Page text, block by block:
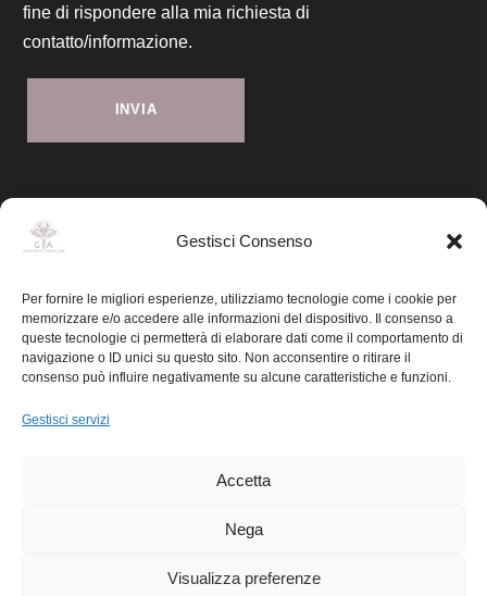
Gestisci Consenso
Per fornire le migliori esperienze, utilizziamo tecnologie come i cookie per
memorizzare e/o accedere alle informazioni del dispositivo. Il consenso a
queste tecnologie ci permetterà di elaborare dati come il comportamento di
navigazione o ID unici su questo sito. Non acconsentire o ritirare il
consenso può influire negativamente su alcune caratteristiche e funzioni.
Gestisci servizi
Accetta
Nega
Visualizza preferenze
fine di rispondere alla mia richiesta di
contatto/informazione.
© 2025 dott.ssa Giulia Astolfi
P. Iva 10980360969 · Ordine Medici di Milano n. 46600
Iscritta al registro di medicina ad indirizzo estetico all’Ordine
dei Medici e Odontoiatri di Milano, n. 200
Digital Marketing for Healthcare Professionals